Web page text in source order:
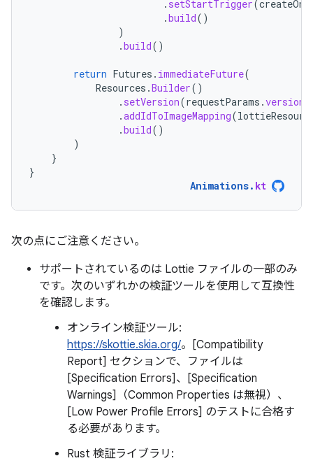
. setStartTrigger(
.build()
)
.build()
return Futures . immediateFuture(
Resources .Builder()
. setVersion(requestParams .version
.addIdToImageMapping(
.build()
)
}
}
Animations. kt
次の点にご注意ください。
サポートされているのは Lottie ファイルの一部のみ
です。次のいずれかの検証ツールを使用して互換性
を確認します。
オンライン検証ツール:
https://skottie.skia.org/。[Compatibility
Report] セクションで、ファイルは
[Specification Errors]、[Specification
Warnings]（Common Properties は無視）、
[Low Power Profile Errors] のテストに合格す
る必要があります。
Rust 検証ライブラリ: